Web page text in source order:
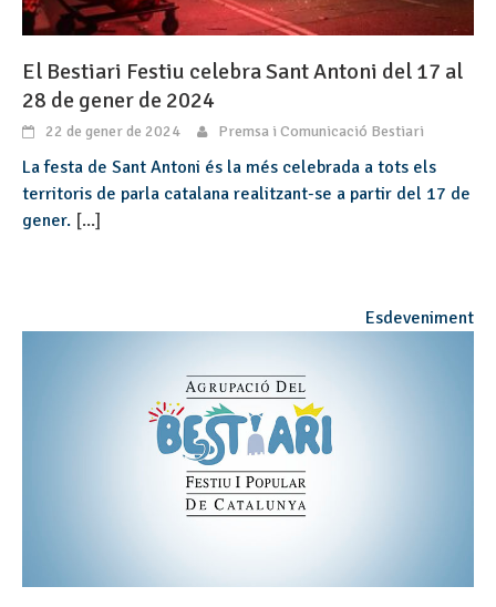
El Bestiari Festiu celebra Sant Antoni del 17 al
28 de gener de 2024
22 de gener de 2024 Premsa i Comunicació Bestiari
La festa de Sant Antoni és la més celebrada a tots els
territoris de parla catalana realitzant-se a partir del 17 de
gener. [...]
Esdeveniment